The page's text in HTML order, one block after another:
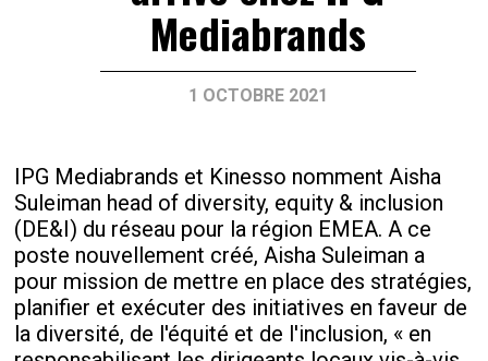
Mediabrands
1 OCTOBRE 2021
IPG Mediabrands et Kinesso nomment Aisha
Suleiman head of diversity, equity & inclusion
(DE&I) du réseau pour la région EMEA. A ce
poste nouvellement créé, Aisha Suleiman a
pour mission de mettre en place des stratégies,
planifier et exécuter des initiatives en faveur de
la diversité, de l'équité et de l'inclusion, « en